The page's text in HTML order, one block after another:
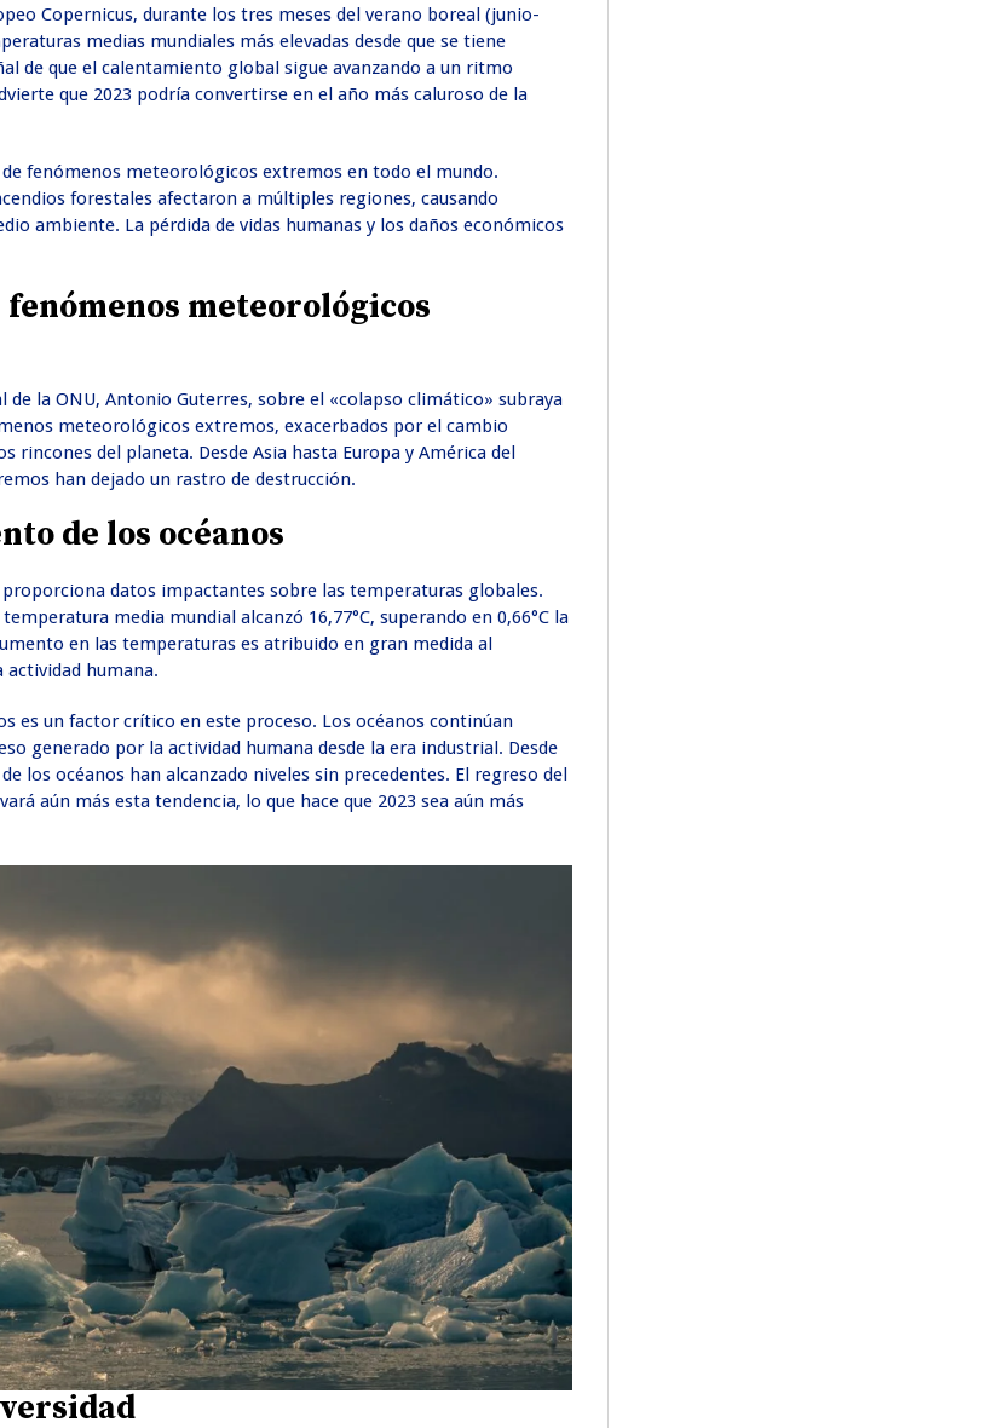
Copernicus, durante los tres meses del verano boreal (junio-
medias mundiales más elevadas desde que se tiene
de que el calentamiento global sigue avanzando a un ritmo
que 2023 podría convertirse en el año más caluroso de la
fenómenos meteorológicos extremos en todo el mundo.
forestales afectaron a múltiples regiones, causando
ambiente. La pérdida de vidas humanas y los daños económicos
meteorológicos
de la ONU, Antonio Guterres, sobre el «colapso climático» subraya
meteorológicos extremos, exacerbados por el cambio
rincones del planeta. Desde Asia hasta Europa y América del
han dejado un rastro de destrucción.
de los océanos
datos impactantes sobre las temperaturas globales.
media mundial alcanzó 16,77°C, superando en 0,66°C la
en las temperaturas es atribuido en gran medida al
humana.
es un factor crítico en este proceso. Los océanos continúan
generado por la actividad humana desde la era industrial. Desde
los océanos han alcanzado niveles sin precedentes. El regreso del
aún más esta tendencia, lo que hace que 2023 sea aún más